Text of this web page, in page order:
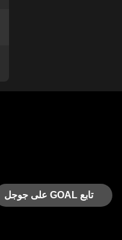
تابع GOAL على جوجل